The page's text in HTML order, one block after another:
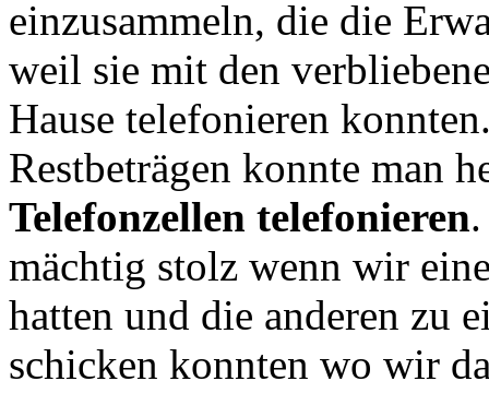
einzusammeln, die die
weil sie mit den
Hause telefonieren
Restbeträgen konnte man
Telefonzellen telefonieren
mächtig stolz wenn wir
hatten und die anderen zu
schicken konnten wo wir